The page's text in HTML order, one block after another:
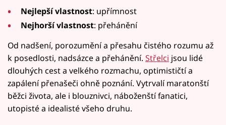
Nejlepší vlastnost: upřímnost
Nejhorší vlastnost: přehánění
Od nadšení, porozumění a přesahu čistého rozumu až
k posedlosti, nadsázce a přehánění. Střelci jsou lidé
dlouhých cest a velkého rozmachu, optimističtí a
zapálení přenašeči ohně poznání. Vytrvalí maratonští
běžci života, ale i blouznivci, náboženští fanatici,
utopisté a idealisté všeho druhu.